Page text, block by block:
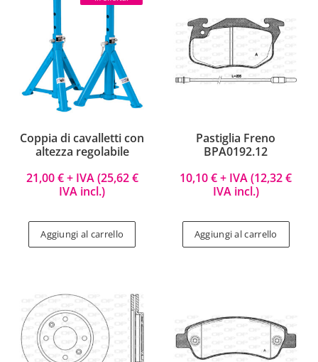
Coppia di cavalletti con
altezza regolabile
21,00€+ IVA (25,62€
IVA incl.)
Aggiungi al carrello
Pastiglia Freno
BPA0192.12
10,10€+ IVA (12,32€
IVA incl.)
Aggiungi al carrello